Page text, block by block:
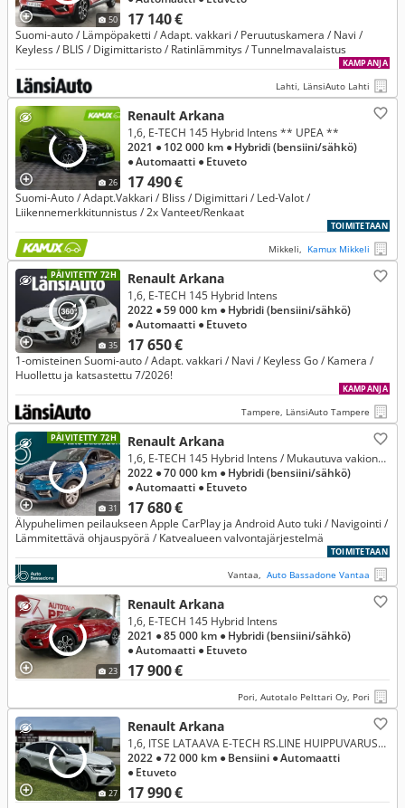
50 17 140 €
Suomi-auto / Lämpöpaketti / Adapt. vakkari / Peruutuskamera / Navi /
Keyless / BLIS / Digimittaristo / Ratinlämmitys / Tunnelmavalaistus
KAMPANJA
Lahti, LänsiAuto Lahti
26
Renault Arkana
17 490 €
1,6, E-TECH 145 Hybrid Intens ** UPEA **
2021 ● 102 000 km ● Hybridi (bensiini/sähkö)
● Automaatti ● Etuveto
Suomi-Auto / Adapt.Vakkari / Bliss / Digimittari / Led-Valot /
Liikennemerkkitunnistus / 2x Vanteet/Renkaat
TOIMITETAAN
Mikkeli, Kamux Mikkeli
PÄIVITETTY 72H
35
Renault Arkana
17 650 €
1,6, E-TECH 145 Hybrid Intens
2022 ● 59 000 km ● Hybridi (bensiini/sähkö)
● Automaatti ● Etuveto
1-omisteinen Suomi-auto / Adapt. vakkari / Navi / Keyless Go / Kamera /
Huollettu ja katsastettu 7/2026!
KAMPANJA
Tampere, LänsiAuto Tampere
PÄIVITETTY 72H
31
Renault Arkana
17 680 €
1,6, E-TECH 145 Hybrid Intens / Mukautuva vakionopeudensäädin / Peruutuskamera / LED ++ *** Korkotarjous 1,49% + kulut
2022 ● 70 000 km ● Hybridi (bensiini/sähkö)
● Automaatti ● Etuveto
Älypuhelimen peilaukseen Apple CarPlay ja Android Auto tuki / Navigointi /
Lämmitettävä ohjauspyörä / Katvealueen valvontajärjestelmä
TOIMITETAAN
Vantaa, Auto Bassadone Vantaa
23
Renault Arkana
17 900 €
1,6, E-TECH 145 Hybrid Intens
2021 ● 85 000 km ● Hybridi (bensiini/sähkö)
● Automaatti ● Etuveto
Pori, Autotalo Pelttari Oy, Pori
27
Renault Arkana
17 990 €
1,6, ITSE LATAAVA E-TECH RS.LINE HUIPPUVARUSTEILLA NAHKASISUSTUS PUNAISIN TIKKAUKSIN VAK.NOPSÄÄDIN STOP&GO JUURI HUOLLETTU
2022 ● 72 000 km ● Bensiini ● Automaatti
● Etuveto